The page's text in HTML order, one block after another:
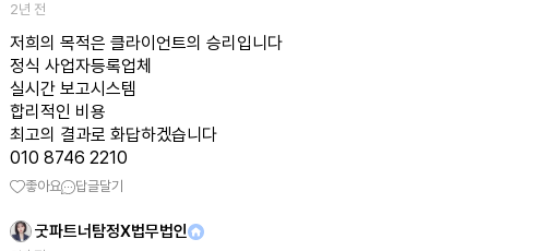
2년 전
저희의 목적은 클라이언트의 승리입니다
정식 사업자등록업체
실시간 보고시스템
합리적인 비용
최고의 결과로 화답하겠습니다
010 8746 2210
좋아요 답글달기
굿파트너탐정X법무법인